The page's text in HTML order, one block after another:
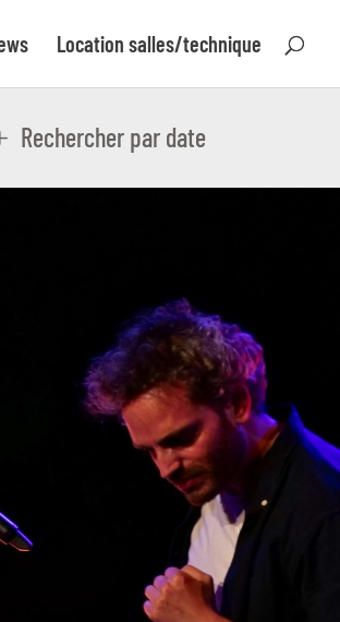
Location salles/technique
Rechercher par date